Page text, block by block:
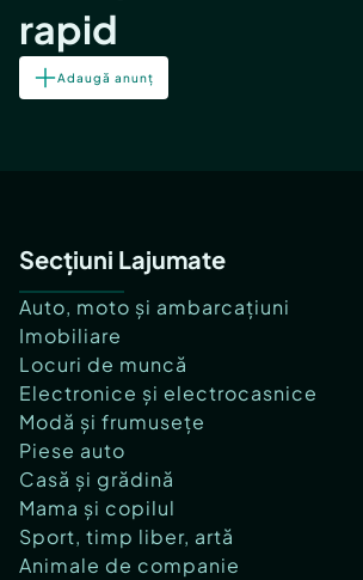
rapid
Adaugă anunț
Secțiuni Lajumate
Auto, moto și ambarcațiuni
Imobiliare
Locuri de muncă
Electronice și electrocasnice
Modă și frumusețe
Piese auto
Casă și grădină
Mama și copilul
Sport, timp liber, artă
Animale de companie